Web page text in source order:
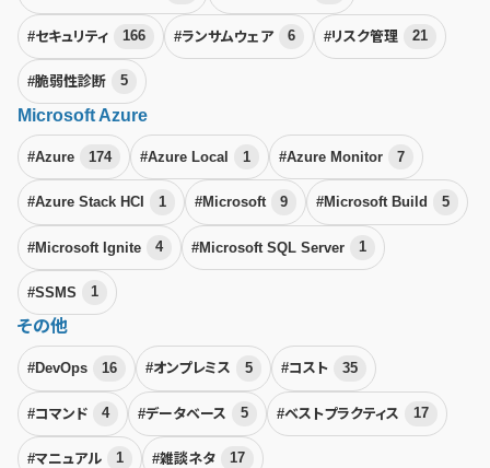
#セキュリティ 166 #ランサムウェア 6 #リスク管理 21
#脆弱性診断 5
Microsoft Azure
#Azure 174 #Azure Local 1 #Azure Monitor 7
#Azure Stack HCI 1 #Microsoft 9 #Microsoft Build 5
#Microsoft Ignite 4 #Microsoft SQL Server 1
#SSMS 1
その他
#DevOps 16 #オンプレミス 5 #コスト 35
#コマンド 4 #データベース 5 #ベストプラクティス 17
#マニュアル 1 #雑談ネタ 17